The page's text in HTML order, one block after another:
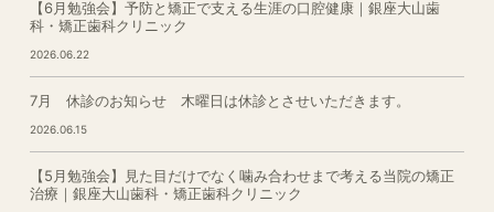
【6月勉強会】予防と矯正で支える生涯の口腔健康｜銀座大山歯
科・矯正歯科クリニック
2026.06.22
7月 休診のお知らせ 木曜日は休診とさせいただきます。
2026.06.15
【5月勉強会】見た目だけでなく噛み合わせまで考える当院の矯正
治療｜銀座大山歯科・矯正歯科クリニック